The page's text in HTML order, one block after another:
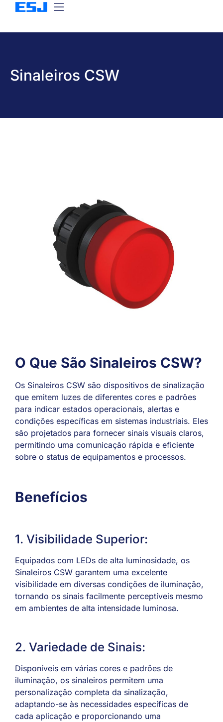
Sinaleiros CSW
O Que São Sinaleiros CSW?
Os Sinaleiros CSW são dispositivos de sinalização
que emitem luzes de diferentes cores e padrões
para indicar estados operacionais, alertas e
condições específicas em sistemas industriais. Eles
são projetados para fornecer sinais visuais claros,
permitindo uma comunicação rápida e eficiente
sobre o status de equipamentos e processos.
Benefícios
1. Visibilidade Superior:
Equipados com LEDs de alta luminosidade, os
Sinaleiros CSW garantem uma excelente
visibilidade em diversas condições de iluminação,
tornando os sinais facilmente perceptíveis mesmo
em ambientes de alta intensidade luminosa.
2. Variedade de Sinais:
Disponíveis em várias cores e padrões de
iluminação, os sinaleiros permitem uma
personalização completa da sinalização,
adaptando-se às necessidades específicas de
cada aplicação e proporcionando uma